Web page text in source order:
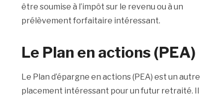
être soumise à l’impôt sur le revenu ou à un
prélèvement forfaitaire intéressant.
Le Plan en actions (PEA)
Le Plan d’épargne en actions (PEA) est un autre
placement intéressant pour un futur retraité. Il